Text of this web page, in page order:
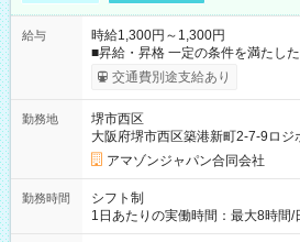
給与
時給1,300円～1,300円
■昇給・昇格 一定の条件を満たし
まで昇給の機会があります。 ■正社員登用制度あり ※月末締/翌
月25日支払い ※時間外手当、別
☆Amazon直雇用で安定して働けます！ 【試用期間】試
あり 試用期間の長さ：1週間 雇用
です。
交通費別途支給あり
勤務地
堺市西区
大阪府堺市西区築港新町2-7-9ロジ
アマゾンジャパン合同会社
勤務時間
シフト制
1日あたりの実働時間：最大8時間
12時～21時